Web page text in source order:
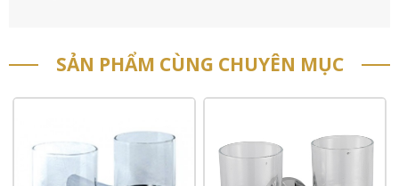
SẢN PHẨM CÙNG CHUYÊN MỤC